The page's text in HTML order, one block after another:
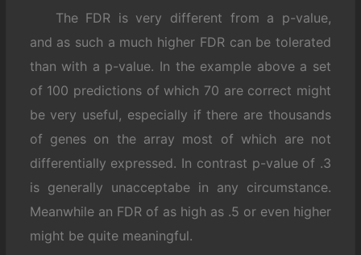
The FDR is very different from a p-value,
and as such a much higher FDR can be tolerated
than with a p-value. In the example above a set
of 100 predictions of which 70 are correct might
be very useful, especially if there are thousands
of genes on the array most of which are not
differentially expressed. In contrast p-value of .3
is generally unacceptabe in any circumstance.
Meanwhile an FDR of as high as .5 or even higher
might be quite meaningful.